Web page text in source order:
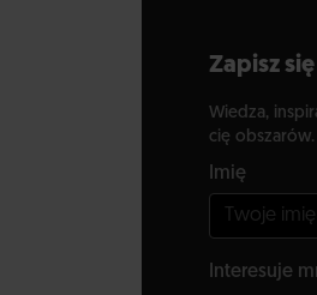
Zapisz
Wiedza,
cię obszarów.
Imię
Interesuje